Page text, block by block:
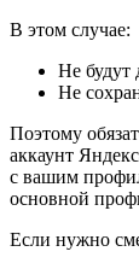
В этом случае:
Не будут
Не
Поэтому
аккаунт
с вашим
основной
Если нужно